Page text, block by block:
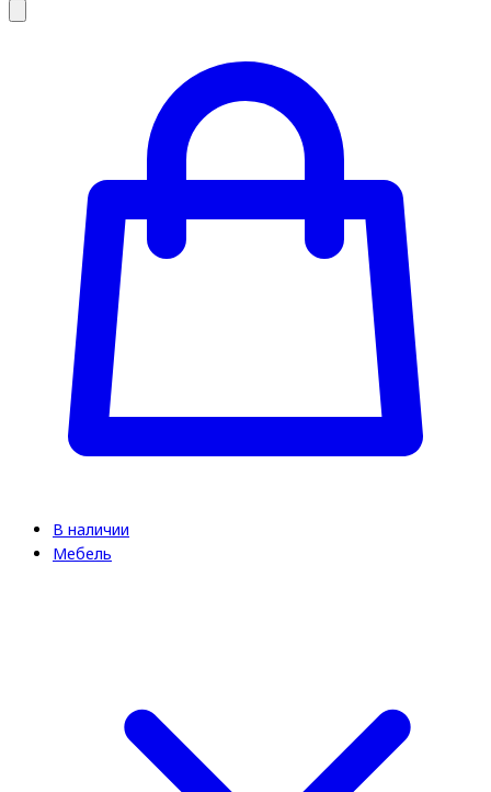
В наличии
Мебель